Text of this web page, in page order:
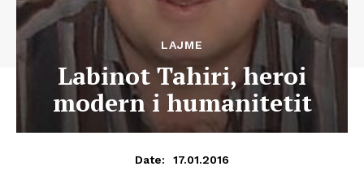
LAJME
Labinot Tahiri, heroi
modern i humanitetit
Date: 17.01.2016